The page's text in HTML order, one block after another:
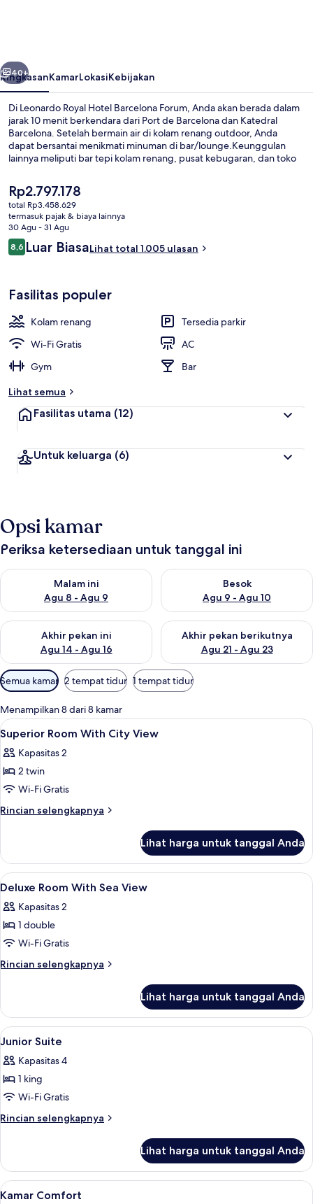
Berikutnya
40+
RingkasanKamarLokasiKebijakan
Di Leonardo Royal Hotel Barcelona Forum, Anda akan berada dalam
jarak 10 menit berkendara dari Port de Barcelona dan Katedral
Barcelona. Setelah bermain air di kolam renang outdoor, Anda
dapat bersantai menikmati minuman di bar/lounge.Keunggulan
lainnya meliputi bar tepi kolam renang, pusat kebugaran, dan toko
berada tidak jauh: Stasiun El Maresme-Forum berjarak 6 menit dan
Stasiun Besos Mar berjarak 9 menit.
Harga
saat
ini
Rp2.797.178
Rp2.797.178
total Rp3.458.629
termasuk pajak & biaya lainnya
30 Agu - 31 Agu
Ulasan
8,68,6 dari 10
Luar BiasaLihat total 1.005 ulasan
Fasilitas populer
Kolam renang
Tersedia parkir
Wi-Fi Gratis
AC
Gym
Bar
Lihat semua
Fasilitas utama (12)
Untuk keluarga (6)
Opsi kamar
Periksa ketersediaan untuk tanggal ini
Malam ini
Agu 8 - Agu 9
Periksa ketersediaan untuk malam ini Agu 8 - Agu 9
Besok
Agu 9 - Agu 10
Periksa ketersediaan untuk
Akhir pekan ini
Agu 14 - Agu 16
Periksa ketersediaan untuk akhir pekan ini Agu 14 - Agu 16
Akhir pekan berikutnya
Agu 21 - Agu 23
Periksa ketersediaan untuk
Filter
tersedia
untuk
kamar
Semua kamar 2 tempat tidur 1 tempat tidur
Menampilkan 8 dari 8 kamar
Lihat
semua
foto
untuk
Superior
Room
View
Brankas, meja kerja, dan ruang kerja
4
Superior Room With City View
Kapasitas 2
2 twin
Wi-Fi Gratis
Rincian selengkapnya
Rincian
Superior
Room
With
View
Lihat harga untuk tanggal Anda
Lihat
semua
foto
untuk
Deluxe
Room
View
Brankas, meja kerja, dan ruang kerja
4
Deluxe Room With Sea View
Kapasitas 2
1 double
Wi-Fi Gratis
Rincian selengkapnya
Rincian
Deluxe
Room
With
View
Lihat harga untuk tanggal Anda
Lihat
semua
foto
untuk
Junior
Suite
Brankas, meja kerja, dan ruang kerja
18
Junior Suite
Kapasitas 4
1 king
Wi-Fi Gratis
Rincian selengkapnya
Rincian
Junior
Suite
Lihat harga untuk tanggal Anda
Lihat
Kamar Comfort | Brankas, meja
4
Kamar Comfort